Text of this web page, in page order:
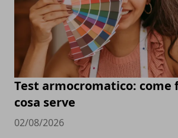
Test armocromatico: come
cosa serve
02/08/2026